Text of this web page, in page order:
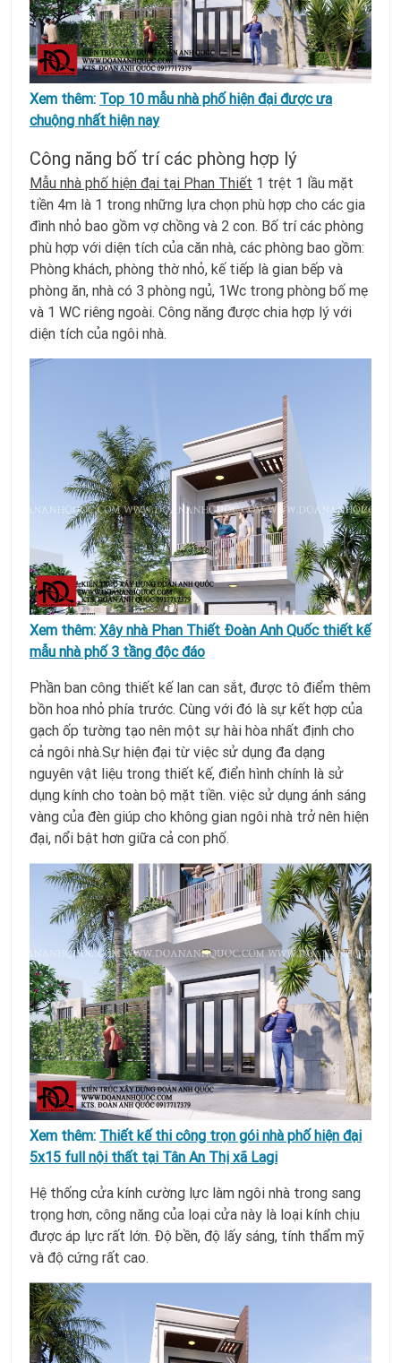
Xem thêm: Top 10 mẫu nhà phố hiện đại được ưa
chuộng nhất hiện nay
Công năng bố trí các phòng hợp lý
Mẫu nhà phố hiện đại tại Phan Thiết 1 trệt 1 lầu mặt
tiền 4m là 1 trong những lựa chọn phù hợp cho các gia
đình nhỏ bao gồm vợ chồng và 2 con. Bố trí các phòng
phù hợp với diện tích của căn nhà, các phòng bao gồm:
Phòng khách, phòng thờ nhỏ, kế tiếp là gian bếp và
phòng ăn, nhà có 3 phòng ngủ, 1Wc trong phòng bố mẹ
và 1 WC riêng ngoài. Công năng được chia hợp lý với
diện tích của ngôi nhà.
Xem thêm: Xây nhà Phan Thiết Đoàn Anh Quốc thiết kế
mẫu nhà phố 3 tầng độc đáo
Phần ban công thiết kế lan can sắt, được tô điểm thêm
bồn hoa nhỏ phía trước. Cùng với đó là sự kết hợp của
gạch ốp tường tạo nên một sự hài hòa nhất định cho
cả ngôi nhà.Sự hiện đại từ việc sử dụng đa dạng
nguyên vật liệu trong thiết kế, điển hình chính là sử
dụng kính cho toàn bộ mặt tiền. việc sử dụng ánh sáng
vàng của đèn giúp cho không gian ngôi nhà trở nên hiện
đại, nổi bật hơn giữa cả con phố.
Xem thêm: Thiết kế thi công trọn gói nhà phố hiện đại
5x15 full nội thất tại Tân An Thị xã Lagi
Hệ thống cửa kính cường lực làm ngôi nhà trong sang
trọng hơn, công năng của loại cửa này là loại kính chịu
được áp lực rất lớn. Độ bền, độ lấy sáng, tính thẩm mỹ
và độ cứng rất cao.